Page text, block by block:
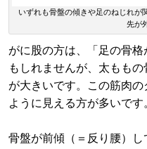
いずれも骨盤の傾きや足のねじれが
先が
がに股の方は、「足の骨
もしれませんが、太もも
が大きいです。この筋肉
ように見える方が多いです
骨盤が前傾（＝反り腰）し